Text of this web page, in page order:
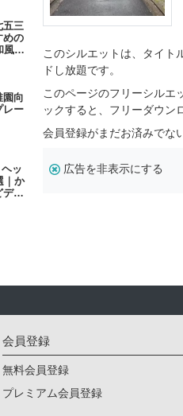
五三
めの
風の
園向
レー
ッ
｜か
デザ
このシルエットは、タイト
ドし放題です。
このページのフリーシルエ
ックすると、フリーダウン
会員登録がまだお済みでな
広告を非表示にする
会員登録
無料会員登録
プレミアム会員登録